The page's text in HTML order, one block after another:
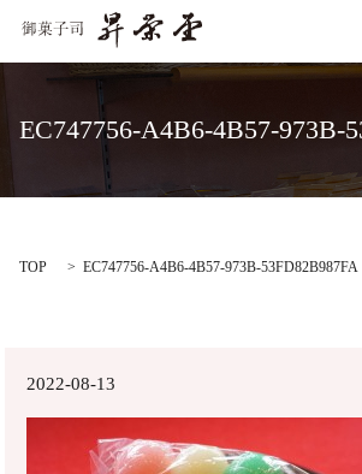
EC747756-A4B6-4B57-973B-
TOP EC747756-A4B6-4B57-973B-53FD82B987FA
2022-08-13